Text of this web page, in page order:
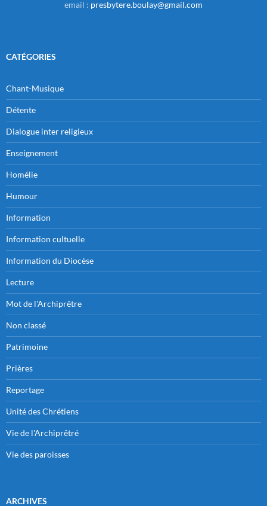
email : presbytere.boulay@gmail.com
CATÉGORIES
Chant-Musique
Détente
Dialogue inter religieux
Enseignement
Homélie
Humour
Information
Information cultuelle
Information du Diocèse
Lecture
Mot de l'Archiprêtre
Non classé
Patrimoine
Prières
Reportage
Unité des Chrétiens
Vie de l'Archiprêtré
Vie des paroisses
ARCHIVES